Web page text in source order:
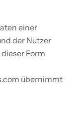
einer
der Nutzer
Form
übernimmt